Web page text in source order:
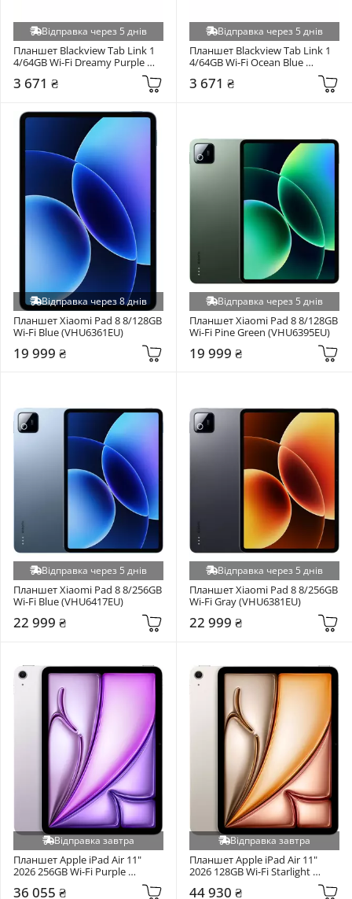
Відправка через 5 днів
Планшет Blackview Tab Link 1
4/64GB Wi-Fi Dreamy Purple
3 671 ₴
Відправка через 5 днів
Планшет Blackview Tab Link 1
4/64GB Wi-Fi Ocean Blue
3 671 ₴
Відправка через 8 днів
Планшет Xiaomi Pad 8 8/128GB
Wi-Fi Blue (VHU6361EU)
19 999 ₴
Відправка через 5 днів
Планшет Xiaomi Pad 8 8/128GB
Wi-Fi Pine Green (VHU6395EU)
19 999 ₴
Відправка через 5 днів
Планшет Xiaomi Pad 8 8/256GB
Wi-Fi Blue (VHU6417EU)
22 999 ₴
Відправка через 5 днів
Планшет Xiaomi Pad 8 8/256GB
Wi-Fi Gray (VHU6381EU)
22 999 ₴
Відправка завтра
Планшет Apple iPad Air 11"
2026 256GB Wi-Fi Purple
36 055 ₴
Відправка завтра
Планшет Apple iPad Air 11"
2026 128GB Wi-Fi Starlight
44 930 ₴